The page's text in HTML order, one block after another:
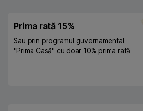
Prima rată 15%
Sau prin programul guvernamental
"Prima Casă" cu doar 10% prima rată